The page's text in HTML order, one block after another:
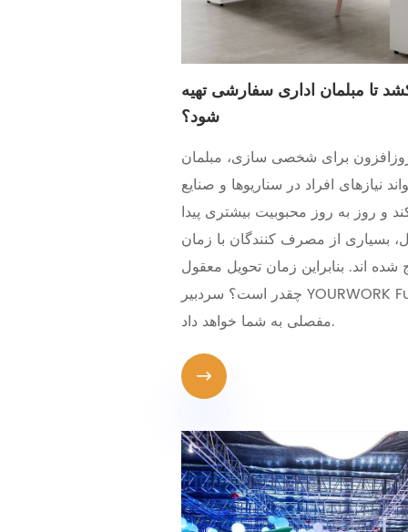
مبلمان اداری سفارشی تهیه
شود؟
برای شخصی سازی، مبلمان
نیازهای افراد در سناریوها و صنایع
و روز به روز محبوبیت بیشتری پیدا
بسیاری از مصرف کنندگان با زمان
اند. بنابراین زمان تحویل معقول
چقدر است؟ سردبیر YOURWORK Furniture توضیحات
مفصلی به شما خواهد داد.
